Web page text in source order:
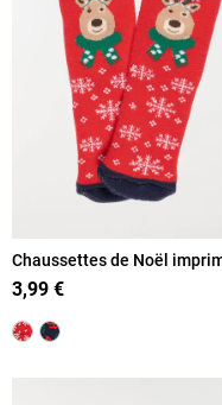
Chaussettes de Noël
bébé
3,99 €